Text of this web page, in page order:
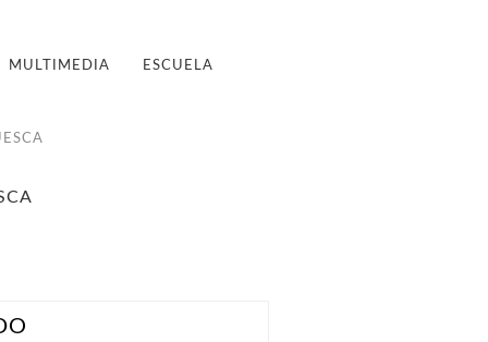
MULTIMEDIA ESCUELA